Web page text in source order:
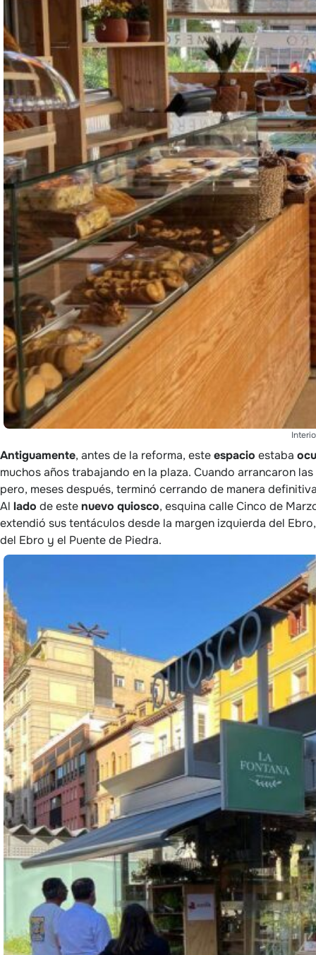
Antiguamente, antes de la reforma, esteespacio estaba
muchos años trabajando en la plaza. Cuando arrancaron
pero, meses después, terminó cerrando de manera
Al lado de estenuevo quiosco, esquina calle Cinco de
extendió sus tentáculos desde la margen izquierda del
del Ebro y el Puente de Piedra.